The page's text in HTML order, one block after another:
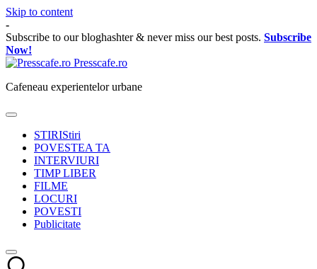
Skip to content
-
Subscribe to our bloghashter & never miss our best posts. Subscribe
Now!
Presscafe.ro
Cafeneau experientelor urbane
STIRIStiri
POVESTEA TA
INTERVIURI
TIMP LIBER
FILME
LOCURI
POVESTI
Publicitate